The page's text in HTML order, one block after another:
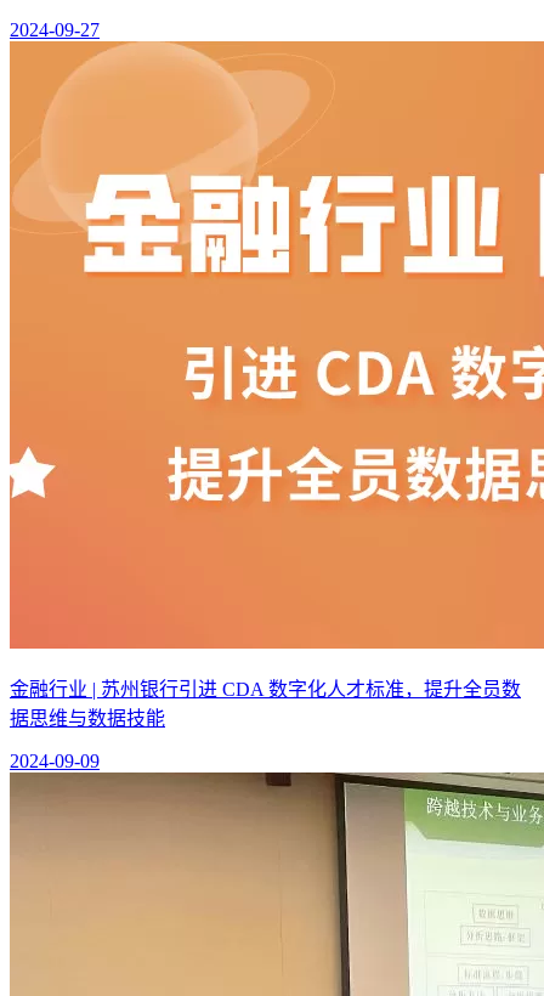
2024-09-27
金融行业 | 苏州银行引进 CDA 数字化人才标准，提升全员数
据思维与数据技能
2024-09-09